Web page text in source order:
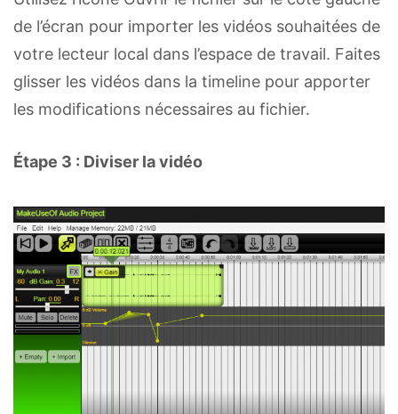
de l’écran pour importer les vidéos souhaitées de
votre lecteur local dans l’espace de travail. Faites
glisser les vidéos dans la timeline pour apporter
les modifications nécessaires au fichier.
Étape 3 : Diviser la vidéo